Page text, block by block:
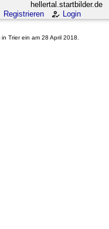
hellertal.startbilder.de
Registrieren Login
Trier ein am 28 April 2018.